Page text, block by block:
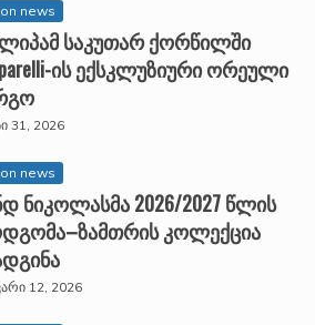
news
საკუთარ ქორწილში
ის ექსკლუზიური ორეული
31, 2026
news
ნიკოლასმა 2026/2027 წლის
კოლექცია
12, 2026